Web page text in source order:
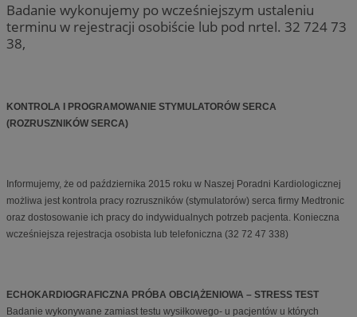
Badanie wykonujemy po wcześniejszym ustaleniu
terminu w rejestracji osobiście lub pod nrtel. 32 724 73
38,
KONTROLA I PROGRAMOWANIE STYMULATORÓW SERCA
(ROZRUSZNIKÓW SERCA)
Informujemy, że od października 2015 roku w Naszej Poradni Kardiologicznej
możliwa jest kontrola pracy rozruszników (stymulatorów) serca firmy Medtronic
oraz dostosowanie ich pracy do indywidualnych potrzeb pacjenta. Konieczna
wcześniejsza rejestracja osobista lub telefoniczna (32 72 47 338)
ECHOKARDIOGRAFICZNA PRÓBA OBCIĄŻENIOWA – STRESS TEST
Badanie wykonywane zamiast testu wysiłkowego- u pacjentów u których